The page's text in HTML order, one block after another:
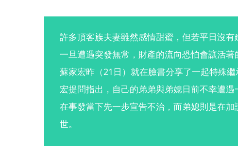
許多頂客族夫妻雖然感情甜蜜，但若平日沒有
一旦遭遇突發無常，財產的流向恐怕會讓活
蘇家宏昨（21日）就在臉書分享了一起特殊
宏提問指出，自己的弟弟與弟媳日前不幸遭
在事發當下先一步宣告不治，而弟媳則是在
世。